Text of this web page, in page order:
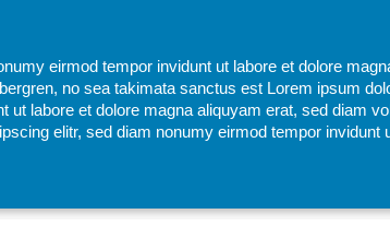
eirmod tempor invidunt ut labore et dolore
no sea takimata sanctus est Lorem ipsum
labore et dolore magna aliquyam erat, sed diam
elitr, sed diam nonumy eirmod tempor invidunt